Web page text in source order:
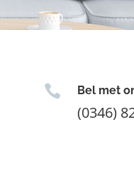
 Bel met
(0346)